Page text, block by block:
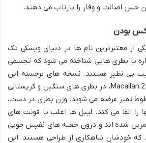
حس اصالت و وقار را بازتاب می دهند.
از معتبرترین نام ها در دنیای ویسکی تک
با بطری هایی شناخته می شود که تجسمی
بی نظیر هستند. نسخه های برجسته این
برند، مانند Macallan 25 Year Old، در بطری های سنگین و کریستالی
تمیز عرضه می شوند. وزن بطری در دست،
القا می کند. لیبل ها اغلب با فونت های
مزین شده اند و درون جعبه های نفیس چوبی
که خودشان شاهکاری از طراحی هستند. این